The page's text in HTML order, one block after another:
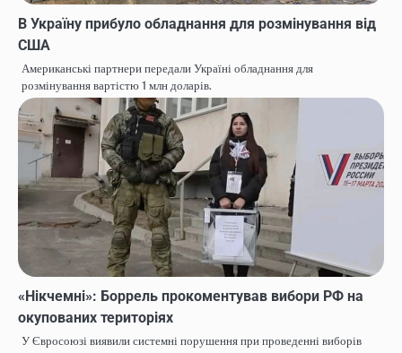
В Україну прибуло обладнання для розмінування від
США
Американські партнери передали Україні обладнання для
розмінування вартістю 1 млн доларів.
«Нікчемні»: Боррель прокоментував вибори РФ на
окупованих територіях
У Євросоюзі виявили системні порушення при проведенні виборів